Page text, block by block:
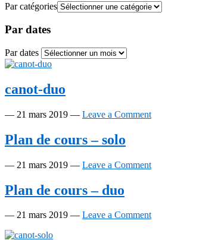
Par catégories
Par dates
Par dates
canot-duo
— 21 mars 2019 — Leave a Comment
Plan de cours – solo
— 21 mars 2019 — Leave a Comment
Plan de cours – duo
— 21 mars 2019 — Leave a Comment